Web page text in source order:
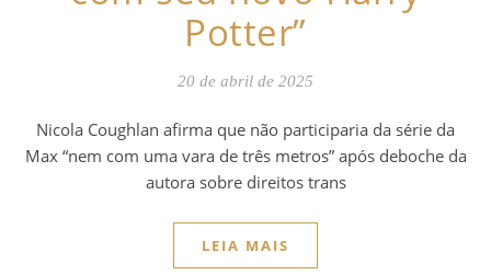
Potter”
20 de abril de 2025
Nicola Coughlan afirma que não participaria da série da
Max “nem com uma vara de três metros” após deboche da
autora sobre direitos trans
LEIA MAIS